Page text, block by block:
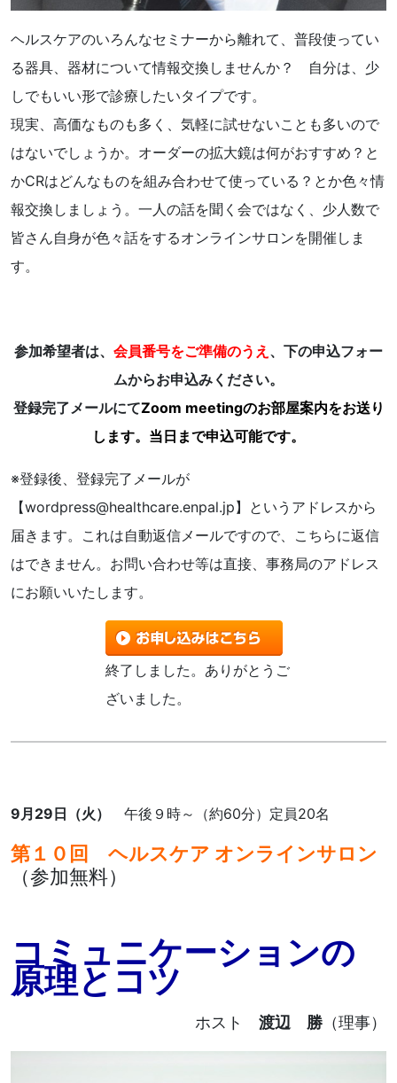
ヘルスケアのいろんなセミナーから離れて、普段使ってい
る器具、器材について情報交換しませんか？ 自分は、少
しでもいい形で診療したいタイプです。
現実、高価なものも多く、気軽に試せないことも多いので
はないでしょうか。オーダーの拡大鏡は何がおすすめ？と
かCRはどんなものを組み合わせて使っている？とか色々情
報交換しましょう。一人の話を聞く会ではなく、少人数で
皆さん自身が色々話をするオンラインサロンを開催しま
す。
参加希望者は、 会員番号をご準備のうえ 、下の申込フォー
ムからお申込みください。
登録完了メールにてZoom meetingのお部屋案内をお送り
します。当日まで申込可能です。
※登録後、登録完了メールが
【wordpress@healthcare.enpal.jp】というアドレスから
届きます。これは自動返信メールですので、こちらに返信
はできません。お問い合わせ等は直接、 事務局のアドレス
にお願いいたします。
終了しました。ありがとうご
ざいました。
9月29日（火） 午後９時～（約60分）定員20名
第１０回 ヘルスケア オンラインサロン
（参加無料）
コミュニケーションの
原理とコツ
ホスト 渡辺 勝 （理事）